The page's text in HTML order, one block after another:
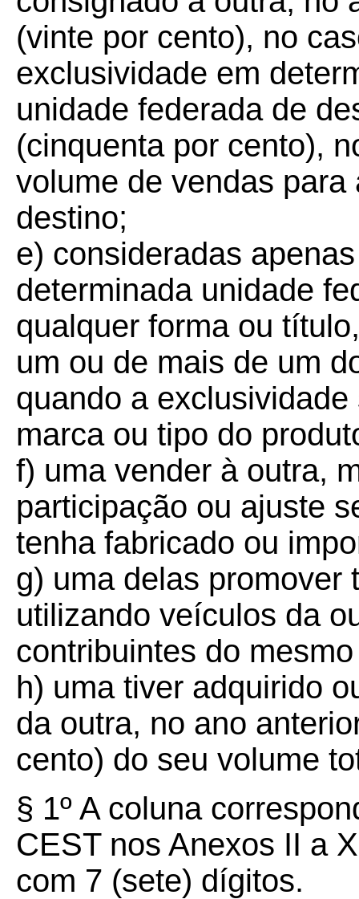
(vinte por cento), no
exclusividade em
unidade federada de
(cinquenta por cento),
volume de vendas
destino;
e) consideradas
determinada unidade
qualquer forma ou
um ou de mais de um
quando a
marca ou tipo do
f) uma vender à outra,
participação ou ajuste
tenha fabricado ou
g) uma delas promover
utilizando veículos da
contribuintes do
h) uma tiver adquirido
da outra, no ano
cento) do seu volume
§ 1º A coluna
CEST nos Anexos II a
com 7 (sete) dígitos.